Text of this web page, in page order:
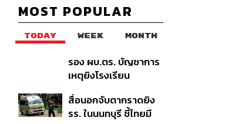
MOST POPULAR
TODAY WEEK MONTH
รอง ผบ.ตร. บัญชาการ
เหตุยิงโรงเรียน
ค้นหา 2 รอบยืนยันไร้คน
ติดค้าง พบศพปู่-ย่าที่
สื่อนอกจับตากราดยิง
รร. ในนนทบุรี ชี้ไทยมี